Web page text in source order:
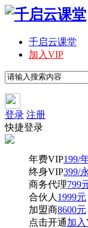
千启云课堂
加入VIP
登录 注册
快捷登录
年费VIP199/
终身VIP399/
商务代理799
合伙人 1999元
加盟商8600元
点击开通加